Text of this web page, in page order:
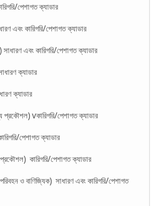
পেশাগত ক্যাডার
এবং কারিগরি/পেশাগত ক্যাডার
এবং কারিগরি/পেশাগত ক্যাডার
ক্যাডার
ক্যাডার
প্রকৌশল) vকারিগরি/পেশাগত ক্যাডার
পেশাগত ক্যাডার
প্রকৌশল) কারিগরি/পেশাগত ক্যাডার
ও বাণিজ্যিক) সাধারণ এবং কারিগরি/পেশাগত